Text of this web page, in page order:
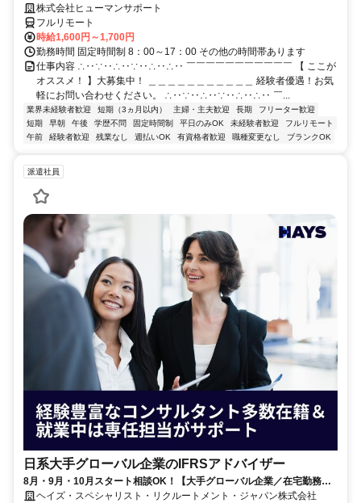
駅★【シゴト№0619】
株式会社ヒューマンサポート
フルリモート
時給1,600円～1,700円
勤務時間 固定時間制 8：00～17：00 その他の時間帯あります
仕事内容 ∴‥∵‥∴‥∵‥∴‥∴‥ ￣￣￣￣￣￣￣￣￣￣￣ 【 ここが
オススメ！ 】大募集中！ ＿＿＿＿＿＿＿＿＿＿＿ 経験者優遇！お気
軽にお問い合わせください。 ∴‥∵‥∴‥∵‥∴‥∴‥ ￣...
業界未経験者歓迎 短期（3ヵ月以内） 主婦・主夫歓迎 長期
フリーター歓迎
短期
早朝 午後 学歴不問 固定時間制 平日のみOK 未経験者歓迎
フルリモート
午前
経験者歓迎 残業なし 週払いOK 有資格者歓迎 職種変更なし ブランクOK
派遣社員
日系大手グローバル企業のIFRSアドバイザー
8月・9月・10月スタート相談OK！【大手グローバル企業／在宅勤務メ
イン／週1～2日勤務】IFRSアドバイザー
ヘイズ・スペシャリスト・リクルートメント・ジャパン株式会社